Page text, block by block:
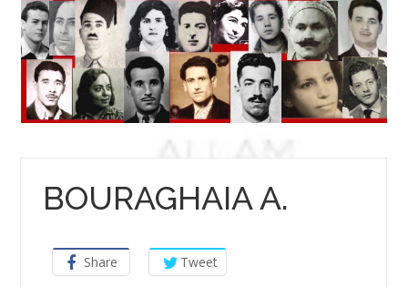
BOURAGHAIA A.
Share
Tweet